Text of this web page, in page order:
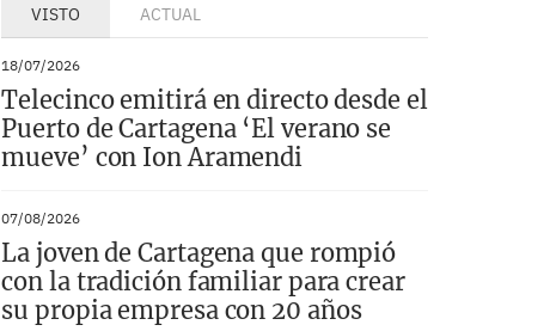
VISTO ACTUAL
18/07/2026
Telecinco emitirá en directo desde el
Puerto de Cartagena ‘El verano se
mueve’ con Ion Aramendi
07/08/2026
La joven de Cartagena que rompió
con la tradición familiar para crear
su propia empresa con 20 años